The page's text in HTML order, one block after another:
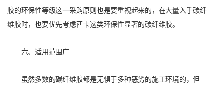
胶的环保性等级这一采购原则也是要重视起来的，在大量入手碳纤
维胶时，也要优先考虑西卡这类环保性显著的碳纤维胶。
六、适用范围广
虽然多数的碳纤维胶都是无惧于多种恶劣的施工环境的，但